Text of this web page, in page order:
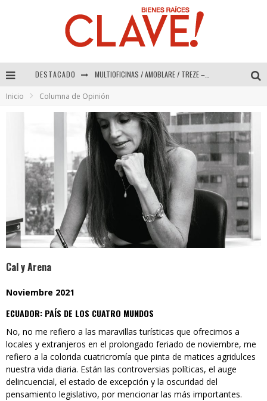
DESTACADO MULTIOFICINAS / AMOBLARE / TREZE – Especial Interiorismo & Decoración 2026
COLINEAL – Especial Interiorismo & Decoración 2026
ADRIANA HOYOS DESIGN STUDIO – Especial Interiorismo & Decoración 2026
Inicio Columna de Opinión
Cal y Arena
Noviembre 2021
ECUADOR: PAÍS DE LOS CUATRO MUNDOS
No, no me refiero a las maravillas turísticas que ofrecimos a
locales y extranjeros en el prolongado feriado de noviembre, me
refiero a la colorida cuatricromía que pinta de matices agridulces
nuestra vida diaria. Están las controversias políticas, el auge
delincuencial, el estado de excepción y la oscuridad del
pensamiento legislativo, por mencionar las más importantes.